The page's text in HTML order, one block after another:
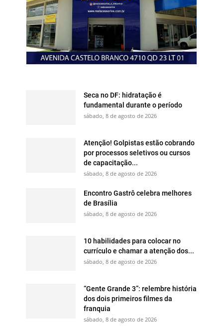
Seca no DF: hidratação é
fundamental durante o período
sábado, 8 de agosto de 2026
Atenção! Golpistas estão cobrando
por processos seletivos ou cursos
de capacitação...
sábado, 8 de agosto de 2026
Encontro Gastrô celebra melhores
de Brasília
sábado, 8 de agosto de 2026
10 habilidades para colocar no
currículo e chamar a atenção dos...
sábado, 8 de agosto de 2026
“Gente Grande 3”: relembre história
dos dois primeiros filmes da
franquia
sábado, 8 de agosto de 2026